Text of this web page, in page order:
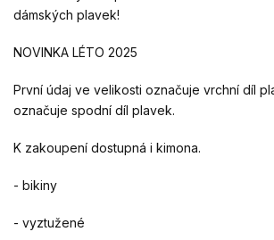
dámských plavek!
NOVINKA LÉTO 2025
První údaj ve velikosti označuje vrchní díl
označuje spodní díl plavek.
K zakoupení dostupná i kimona.
- bikiny
- vyztužené